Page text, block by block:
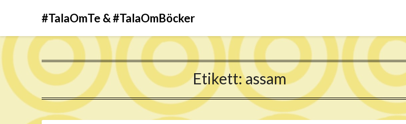
#TalaOmTe & #TalaOmBöcker
Etikett:assam